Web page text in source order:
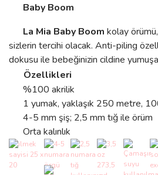
Baby Boom
La Mia Baby Boom kolay
sizlerin tercihi olacak. Anti-piling
dokusu ile bebeğinizin cildine
Özellikleri
%100 akrilik
1 yumak, yaklaşık 250 metre,
4-5 mm şiş; 2,5 mm tığ ile örüm
Orta kalınlık